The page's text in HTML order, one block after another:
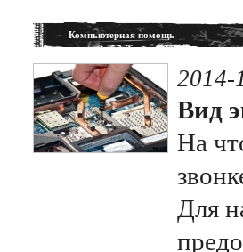
Компьютерная помощь
2014-
Вид
На
Для